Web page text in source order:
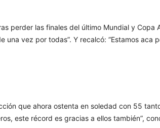
perder las finales del último Mundial y Copa
una vez por todas”. Y recalcó: “Estamos aca
que ahora ostenta en soledad con 55
este récord es gracias a ellos también”,